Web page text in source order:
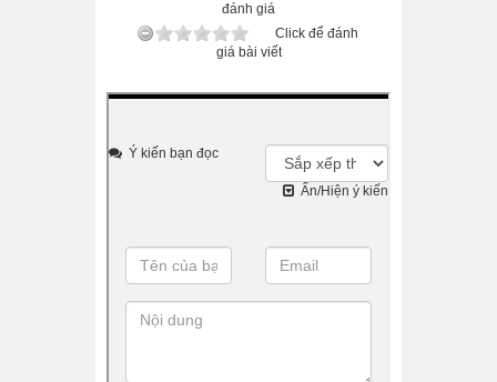
đánh giá
Click để đánh
giá bài viết